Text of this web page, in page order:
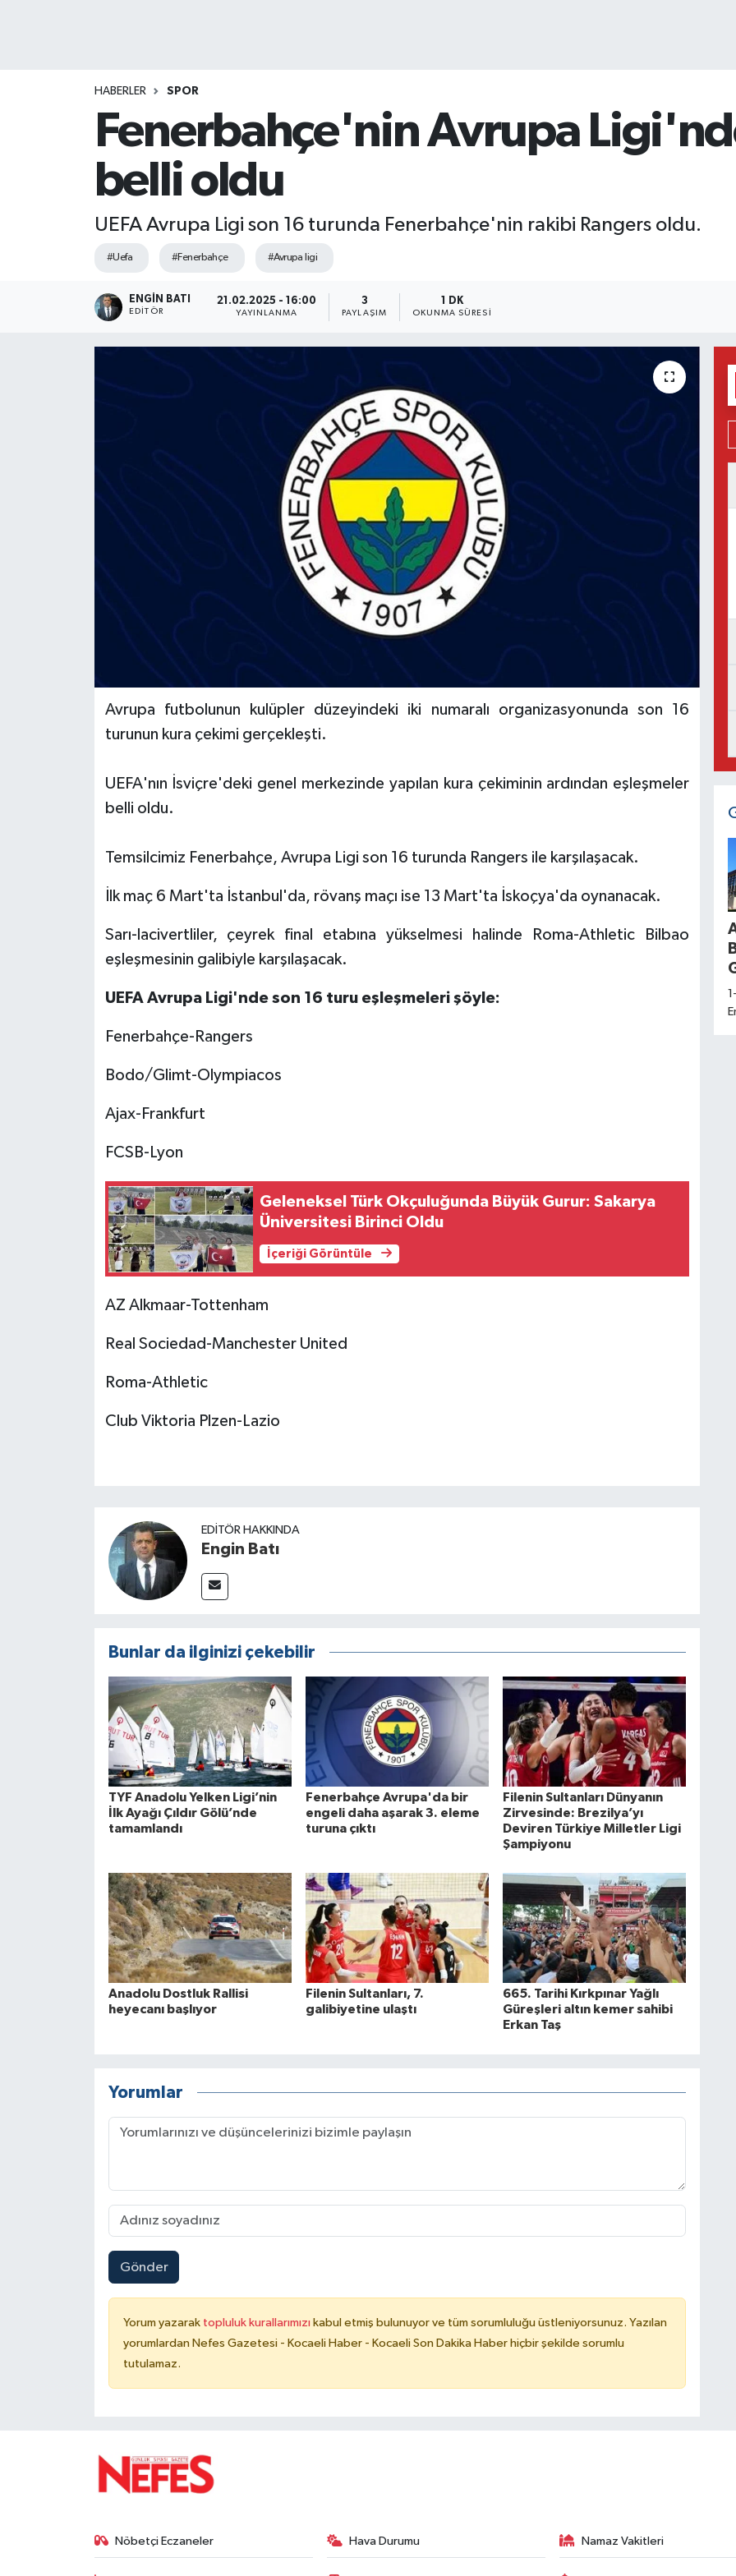
HABERLER SPOR
Fenerbahçe'nin Avrupa
belli oldu
UEFA Avrupa Ligi son 16 turunda Fenerbahçe'nin rakibi Rangers oldu.
#Uefa #Fenerbahçe #Avrupa ligi
ENGIN BATI
EDITÖR
21.02.2025 - 16:00
YAYINLANMA
3
PAYLAŞIM
1 DK
OKUNMA SÜRESI
Avrupa futbolunun kulüpler düzeyindeki iki numaralı organizasyonunda son 16
turunun kura çekimi gerçekleşti.
UEFA'nın İsviçre'deki genel merkezinde yapılan kura çekiminin ardından eşleşmeler
belli oldu.
Temsilcimiz Fenerbahçe, Avrupa Ligi son 16 turunda Rangers ile karşılaşacak.
İlk maç 6 Mart'ta İstanbul'da, rövanş maçı ise 13 Mart'ta İskoçya'da oynanacak.
Sarı-lacivertliler, çeyrek final etabına yükselmesi halinde Roma-Athletic Bilbao
eşleşmesinin galibiyle karşılaşacak.
UEFA Avrupa Ligi'nde son 16 turu eşleşmeleri şöyle:
Fenerbahçe-Rangers
Bodo/Glimt-Olympiacos
Ajax-Frankfurt
FCSB-Lyon
Geleneksel Türk Okçuluğunda Büyük Gurur: Sakarya
Üniversitesi Birinci Oldu
İçeriği Görüntüle
AZ Alkmaar-Tottenham
Real Sociedad-Manchester United
Roma-Athletic
Club Viktoria Plzen-Lazio
EDITÖR HAKKINDA
Engin Batı
Bunlar da ilginizi çekebilir
TYF Anadolu Yelken Ligi’nin
İlk Ayağı Çıldır Gölü’nde
tamamlandı
Fenerbahçe Avrupa'da bir
engeli daha aşarak 3. eleme
turuna çıktı
Filenin Sultanları Dünyanın
Zirvesinde: Brezilya’yı
Deviren Türkiye Milletler Ligi
Şampiyonu
Anadolu Dostluk Rallisi
heyecanı başlıyor
Filenin Sultanları, 7.
galibiyetine ulaştı
665. Tarihi Kırkpınar Yağlı
Güreşleri altın kemer sahibi
Erkan Taş
Yorumlar
Gönder
Yorum yazarak topluluk kurallarımızı kabul etmiş bulunuyor ve tüm sorumluluğu üstleniyorsunuz. Yazılan
yorumlardan Nefes Gazetesi - Kocaeli Haber - Kocaeli Son Dakika Haber hiçbir şekilde sorumlu
tutulamaz.
Nöbetçi Eczaneler Hava Durumu Namaz Vakitleri